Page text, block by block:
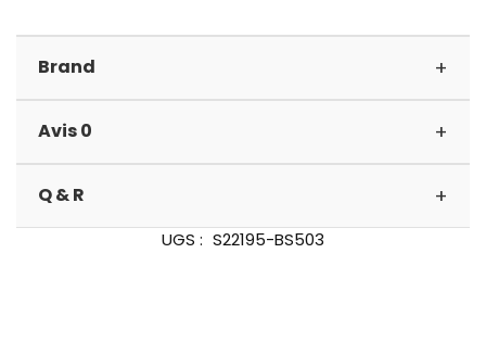
Brand +
Avis 0 +
Q & R +
UGS : S22195-BS503